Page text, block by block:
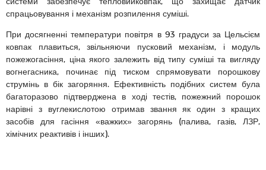
спрацьовування і механізм розпилення суміші.
При досягненні температури повітря в 93 градуси за Цельсієм
ковпак плавиться, звільняючи пусковий механізм, і модуль
пожежогасіння, ціна якого залежить від типу суміші та вигляду
вогнегасника, починає під тиском спрямовувати порошкову
струмінь в бік загоряння. Ефективність подібних систем була
багаторазово підтверджена в ході тестів, пожежний порошок
нарівні з вуглекислотою отримав звання як один з кращих
засобів для гасіння «важких» загорянь (палива, газів, ЛЗР,
хімічних реактивів і інших).